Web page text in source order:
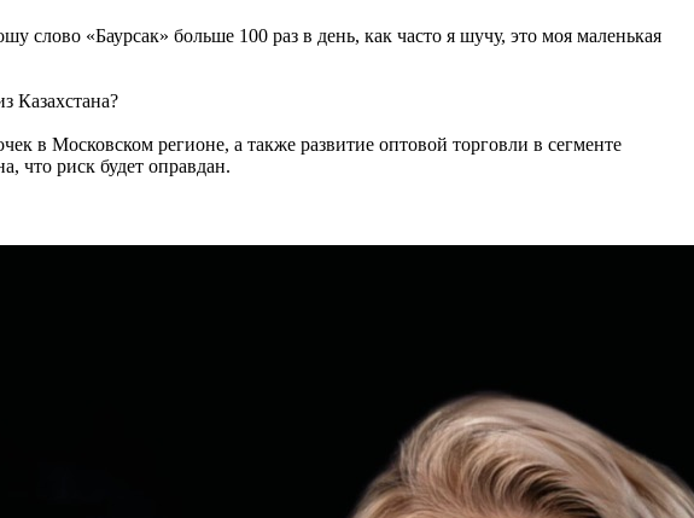
«Баурсак» больше 100 раз в день, как часто я шучу, это моя маленькая
Казахстана?
в Московском регионе, а также развитие оптовой торговли в сегменте
что риск будет оправдан.